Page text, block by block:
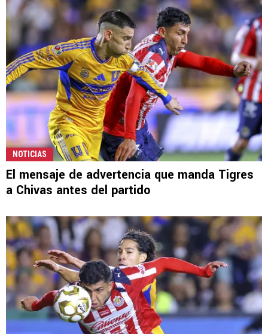
NOTICIAS
El mensaje de advertencia que manda Tigres
a Chivas antes del partido